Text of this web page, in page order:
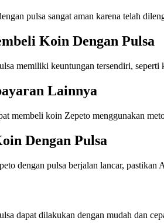
pulsa sangat aman karena telah
Koin Dengan Pulsa
memiliki keuntungan tersendiri,
Lainnya
membeli koin Zepeto menggunakan
Dengan Pulsa
dengan pulsa berjalan lancar,
dapat dilakukan dengan mudah dan